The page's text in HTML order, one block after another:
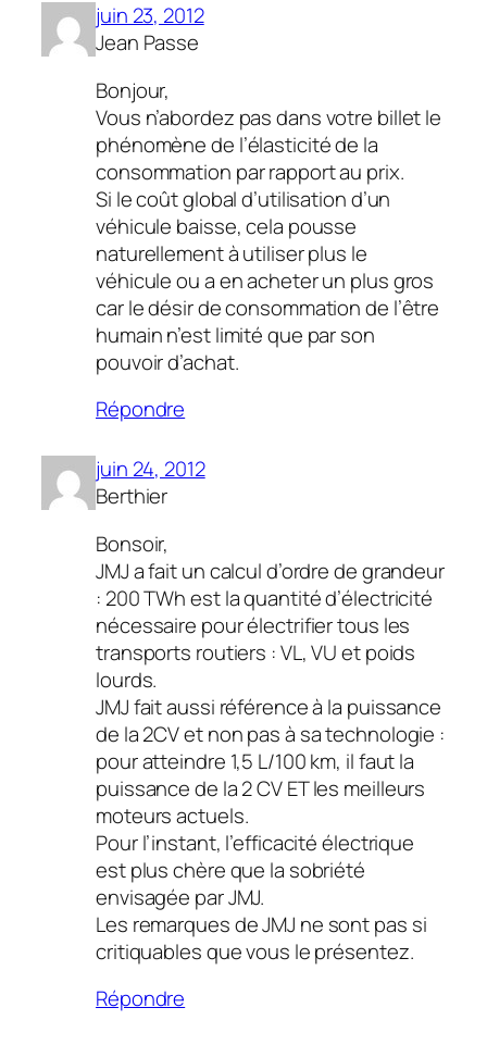
juin 23, 2012
Jean Passe
Bonjour,
Vous n’abordez pas dans votre billet le
phénomène de l’élasticité de la
consommation par rapport au prix.
Si le coût global d’utilisation d’un
véhicule baisse, cela pousse
naturellement à utiliser plus le
véhicule ou a en acheter un plus gros
car le désir de consommation de l’être
humain n’est limité que par son
pouvoir d’achat.
Répondre
juin 24, 2012
Berthier
Bonsoir,
JMJ a fait un calcul d’ordre de grandeur
: 200 TWh est la quantité d’électricité
nécessaire pour électrifier tous les
transports routiers : VL, VU et poids
lourds.
JMJ fait aussi référence à la puissance
de la 2CV et non pas à sa technologie :
pour atteindre 1,5 L/100 km, il faut la
puissance de la 2 CV ET les meilleurs
moteurs actuels.
Pour l’instant, l’efficacité électrique
est plus chère que la sobriété
envisagée par JMJ.
Les remarques de JMJ ne sont pas si
critiquables que vous le présentez.
Répondre